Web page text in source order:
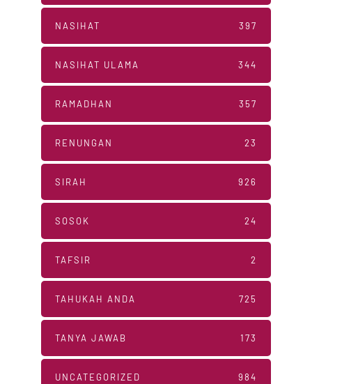
NASIHAT 397
NASIHAT ULAMA 344
RAMADHAN 357
RENUNGAN 23
SIRAH 926
SOSOK 24
TAFSIR 2
TAHUKAH ANDA 725
TANYA JAWAB 173
UNCATEGORIZED 984